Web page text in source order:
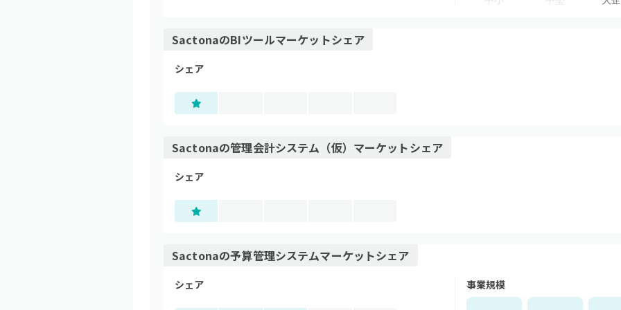
SactonaのBIツールマーケットシェア
シェア
Sactonaの管理会計システム（仮） マーケットシェア
シェア
Sactonaの予算管理システムマーケットシェア
シェア 事業規模